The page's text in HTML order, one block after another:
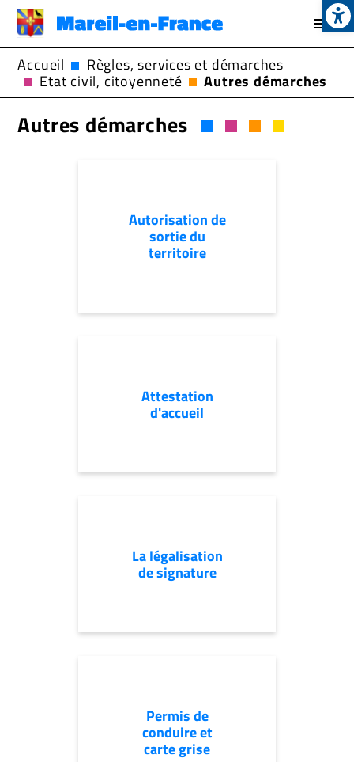
au
contenu
principal
Accueil Règles, services et démarches
Etat civil, citoyenneté Autres démarches
Autres démarches
Autorisation de
sortie du
territoire
Attestation
d'accueil
La légalisation
de signature
Permis de
conduire et
carte grise